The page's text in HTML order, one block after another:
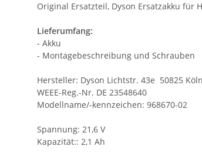
Original Ersatzteil, Dyson Ersatzakku für
Lieferumfang:
- Akku
- Montagebeschreibung und Schrauben
Hersteller: Dyson Lichtstr. 43e 50825
WEEE-Reg.-Nr. DE 23548640
Modellname/-kennzeichen: 968670-02
Spannung: 21,6 V
Kapazität:: 2,1 Ah